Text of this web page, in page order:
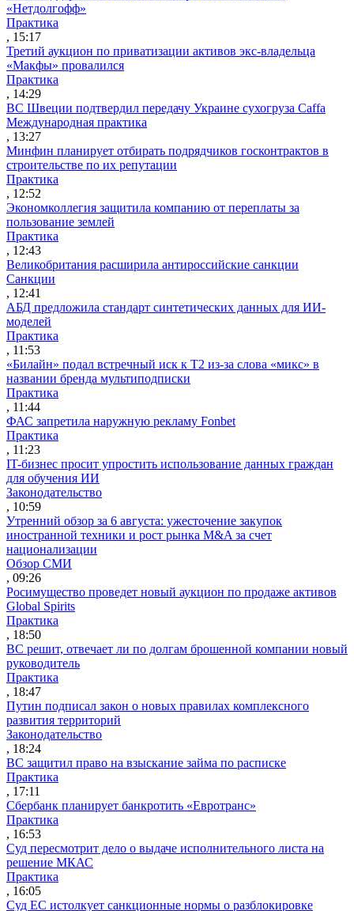
«Нетдолгофф»
Практика
, 15:17
Третий аукцион по приватизации активов экс-владельца
«Макфы» провалился
Практика
, 14:29
ВС Швеции подтвердил передачу Украине сухогруза Caffa
Международная практика
, 13:27
Минфин планирует отбирать подрядчиков госконтрактов в
строительстве по их репутации
Практика
, 12:52
Экономколлегия защитила компанию от переплаты за
пользование землей
Практика
, 12:43
Великобритания расширила антироссийские санкции
Санкции
, 12:41
АБД предложила стандарт синтетических данных для ИИ-
моделей
Практика
, 11:53
«Билайн» подал встречный иск к Т2 из-за слова «микс» в
названии бренда мультиподписки
Практика
, 11:44
ФАС запретила наружную рекламу Fonbet
Практика
, 11:23
IT-бизнес просит упростить использование данных граждан
для обучения ИИ
Законодательство
, 10:59
Утренний обзор за 6 августа: ужесточение закупок
иностранной техники и рост рынка M&A за счет
национализации
Обзор СМИ
, 09:26
Росимущество проведет новый аукцион по продаже активов
Global Spirits
Практика
, 18:50
ВС решит, отвечает ли по долгам брошенной компании новый
руководитель
Практика
, 18:47
Путин подписал закон о новых правилах комплексного
развития территорий
Законодательство
, 18:24
ВС защитил право на взыскание займа по расписке
Практика
, 17:11
Сбербанк планирует банкротить «Евротранс»
Практика
, 16:53
Суд пересмотрит дело о выдаче исполнительного листа на
решение МКАС
Практика
, 16:05
Суд ЕС истолкует санкционные нормы о разблокировке